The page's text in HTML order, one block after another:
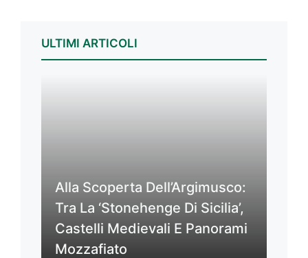
ULTIMI ARTICOLI
Alla Scoperta Dell’Argimusco:
Tra La ‘Stonehenge Di Sicilia’,
Castelli Medievali E Panorami
Mozzafiato